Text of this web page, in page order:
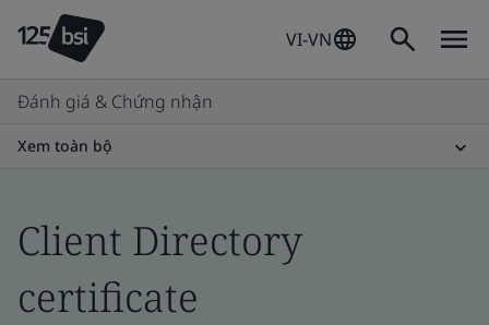
VI-VN
Đánh giá & Chứng nhận
Xem toàn bộ
Client Directory
certificate